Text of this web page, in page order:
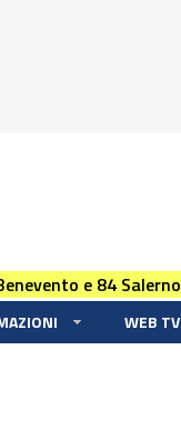
e 84 Salerno
WEB TV